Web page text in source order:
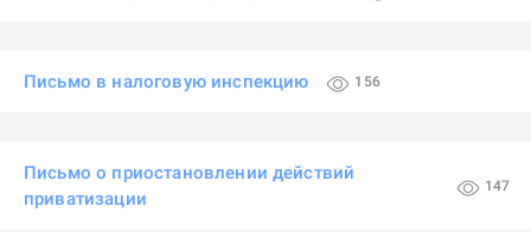
Письмо в налоговую инспекцию 156
Письмо о приостановлении действий
приватизации
147